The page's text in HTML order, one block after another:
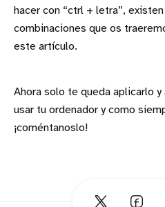
hacer con “ctrl + letra”,
combinaciones que os
este artículo.
Ahora solo te queda aplicarlo
usar tu ordenador y como
¡coméntanoslo!